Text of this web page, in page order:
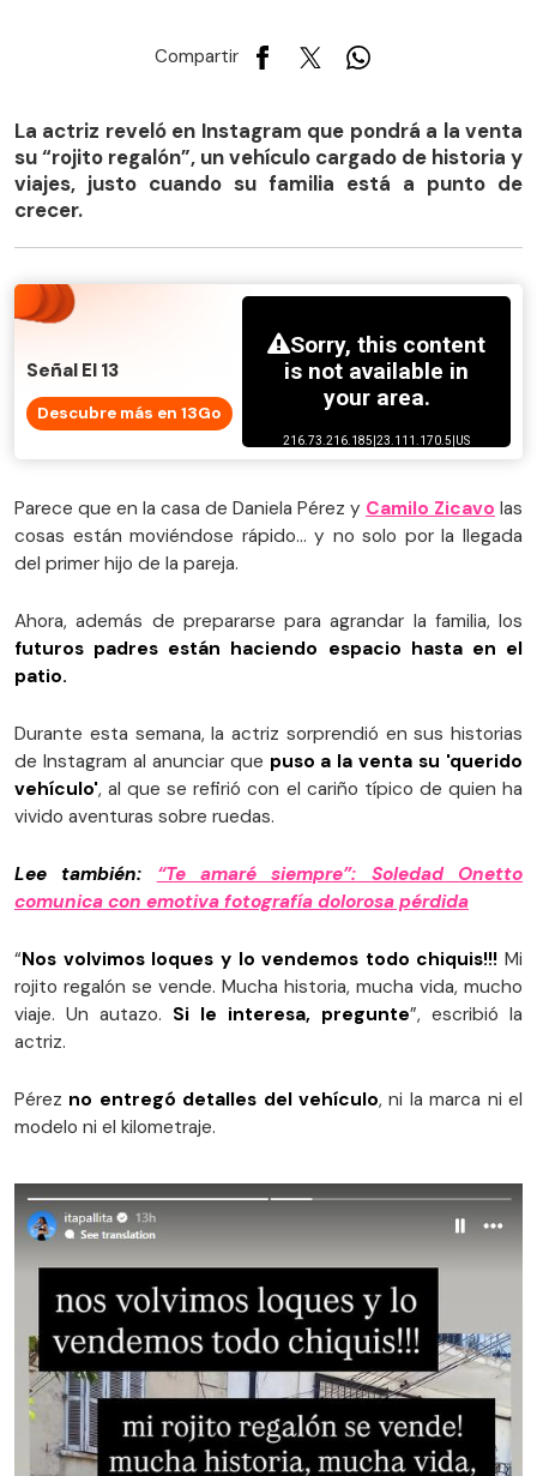
Compartir
La actriz reveló en Instagram que pondrá a la venta
su “rojito regalón”, un vehículo cargado de historia y
viajes, justo cuando su familia está a punto de
crecer.
Señal El 13
Descubre más en 13Go
Parece que en la casa de Daniela Pérez y Camilo Zicavo las
cosas están moviéndose rápido… y no solo por la llegada
del primer hijo de la pareja.
Ahora, además de prepararse para agrandar la familia, los
futuros padres están haciendo espacio hasta en el
patio.
Durante esta semana, la actriz sorprendió en sus historias
de Instagram al anunciar que puso a la venta su 'querido
vehículo', al que se refirió con el cariño típico de quien ha
vivido aventuras sobre ruedas.
Lee también: “Te amaré siempre”: Soledad Onetto
comunica con emotiva fotografía dolorosa pérdida
“Nos volvimos loques y lo vendemos todo chiquis!!! Mi
rojito regalón se vende. Mucha historia, mucha vida, mucho
viaje. Un autazo. Si le interesa, pregunte”, escribió la
actriz.
Pérez no entregó detalles del vehículo, ni la marca ni el
modelo ni el kilometraje.